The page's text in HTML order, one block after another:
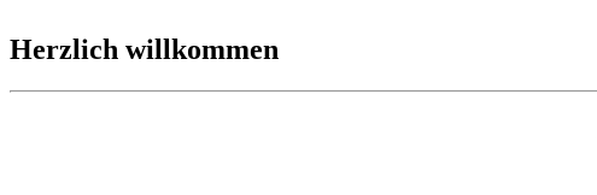
Herzlich willkommen